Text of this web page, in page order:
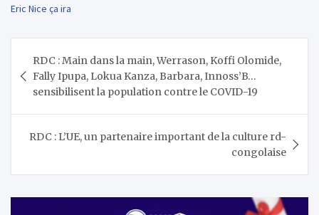
Eric Nice ça ira
de
l’article
RDC : Main dans la main, Werrason, Koffi Olomide,
Fally Ipupa, Lokua Kanza, Barbara, Innoss’B…
sensibilisent la population contre le COVID-19
RDC : L’UE, un partenaire important de la culture rd-
congolaise